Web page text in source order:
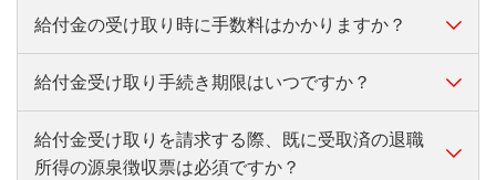
年金資産を受け取る際は、受取方法などを指定してお
客さま自身で請求手続き（裁定請求）が必要となりま
す。
詳しくはこちら
給付金の受け取り時に手数料はかかりますか？
給付金受け取りには所定の手数料がかかります。
詳しくはこちら
給付金受け取り手続き期限はいつですか？
給付金受け取り（裁定請求）の期限は、75歳の誕生日
の前々日です。期限内にお手続きください。
給付金受け取りを請求する際、既に受取済の退職
所得の源泉徴収票は必須ですか？